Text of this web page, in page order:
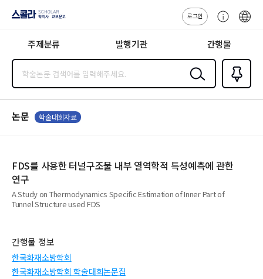
지사·교보문고
로그인
센
주제분류 발행기관 간행물
검색
즐겨찾
기0
논문 학술대회자료
FDS를 사용한 터널구조물 내부 열역학적 특성예측에 관한
연구
A Study on Thermodynamics Specific Estimation of Inner Part of
Tunnel Structure used FDS
간행물 정보
한국화재소방학회
한국화재소방학회 학술대회논문집